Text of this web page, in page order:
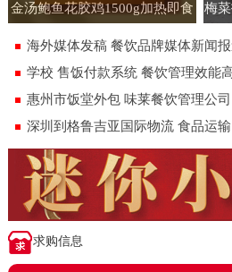
金汤鲍鱼花胶鸡1500g加热即食
速食半成品预制菜批发花胶鸡大
盆菜
梅
用
学校 售饭付款系统 餐饮管理效能
深圳到格鲁吉亚国际物流 食品运
求购信息